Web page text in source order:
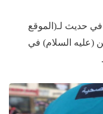
حديث لـ(الموقع
(عليه السلام) في